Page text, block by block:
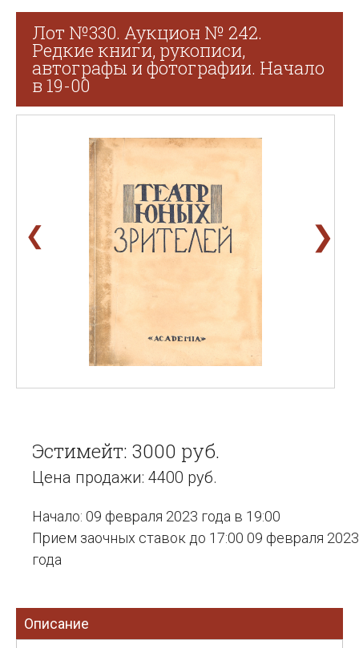
Лот №330. Аукцион № 242.
Редкие книги, рукописи,
автографы и фотографии. Начало
в 19-00
❮ ❯
Эстимейт: 3000 руб.
Цена продажи: 4400 руб.
Начало: 09 февраля 2023 года в 19:00
Прием заочных ставок до 17:00 09 февраля 2023
года
Описание